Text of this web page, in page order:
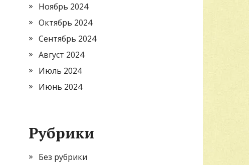
Ноябрь 2024
Октябрь 2024
Сентябрь 2024
Август 2024
Июль 2024
Июнь 2024
Рубрики
Без рубрики